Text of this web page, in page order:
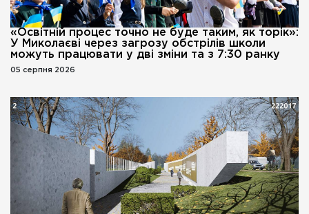
«Освітній процес точно не буде таким, як торік»:
У Миколаєві через загрозу обстрілів школи
можуть працювати у дві зміни та з 7:30 ранку
05 серпня 2026